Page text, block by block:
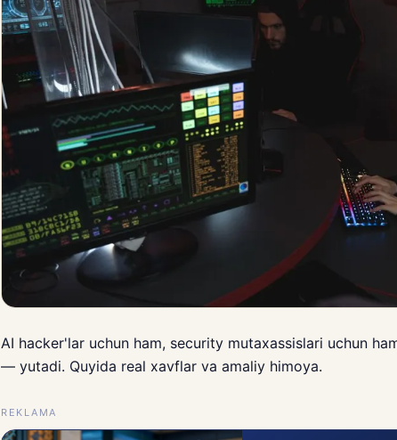
AI hacker'lar uchun ham, security mutaxassislari uchun
— yutadi. Quyida real xavflar va amaliy himoya.
REKLAMA